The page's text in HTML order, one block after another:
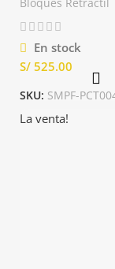
En stock
S/
SKU: SMPF-
La venta!